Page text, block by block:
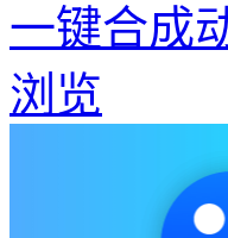
一键合成
浏览